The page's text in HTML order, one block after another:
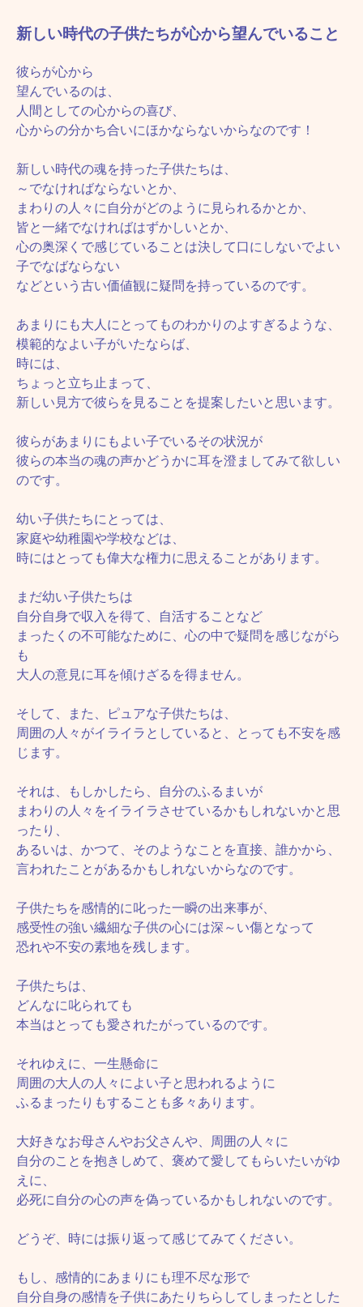
新しい時代の子供たちが心から望んでいること
彼らが心から
望んでいるのは、
人間としての心からの喜び、
心からの分かち合いにほかならないからなのです！
新しい時代の魂を持った子供たちは、
～でなければならないとか、
まわりの人々に自分がどのように見られるかとか、
皆と一緒でなければはずかしいとか、
心の奥深くで感じていることは決して口にしないでよい
子でなばならない
などという古い価値観に疑問を持っているのです。
あまりにも大人にとってものわかりのよすぎるような、
模範的なよい子がいたならば、
時には、
ちょっと立ち止まって、
新しい見方で彼らを見ることを提案したいと思います。
彼らがあまりにもよい子でいるその状況が
彼らの本当の魂の声かどうかに耳を澄ましてみて欲しい
のです。
幼い子供たちにとっては、
家庭や幼稚園や学校などは、
時にはとっても偉大な権力に思えることがあります。
まだ幼い子供たちは
自分自身で収入を得て、自活することなど
まったくの不可能なために、心の中で疑問を感じながら
も
大人の意見に耳を傾けざるを得ません。
そして、また、ピュアな子供たちは、
周囲の人々がイライラとしていると、とっても不安を感
じます。
それは、もしかしたら、自分のふるまいが
まわりの人々をイライラさせているかもしれないかと思
ったり、
あるいは、かつて、そのようなことを直接、誰かから、
言われたことがあるかもしれないからなのです。
子供たちを感情的に叱った一瞬の出来事が、
感受性の強い繊細な子供の心には深～い傷となって
恐れや不安の素地を残します。
子供たちは、
どんなに叱られても
本当はとっても愛されたがっているのです。
それゆえに、一生懸命に
周囲の大人の人々によい子と思われるように
ふるまったりもすることも多々あります。
大好きなお母さんやお父さんや、周囲の人々に
自分のことを抱きしめて、褒めて愛してもらいたいがゆ
えに、
必死に自分の心の声を偽っているかもしれないのです。
どうぞ、時には振り返って感じてみてください。
もし、感情的にあまりにも理不尽な形で
自分自身の感情を子供にあたりちらしてしまったとした